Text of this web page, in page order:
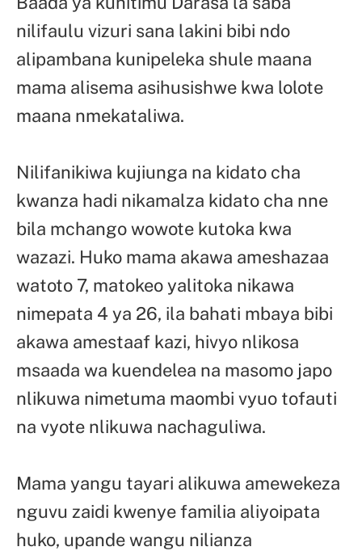
nilifaulu vizuri sana lakini bibi ndo
alipambana kunipeleka shule maana
mama alisema asihusishwe kwa lolote
maana nmekataliwa.
Nilifanikiwa kujiunga na kidato cha
kwanza hadi nikamalza kidato cha nne
bila mchango wowote kutoka kwa
wazazi. Huko mama akawa ameshazaa
watoto 7, matokeo yalitoka nikawa
nimepata 4 ya 26, ila bahati mbaya bibi
akawa amestaaf kazi, hivyo nlikosa
msaada wa kuendelea na masomo japo
nlikuwa nimetuma maombi vyuo tofauti
na vyote nlikuwa nachaguliwa.
Mama yangu tayari alikuwa amewekeza
nguvu zaidi kwenye familia aliyoipata
huko, upande wangu nilianza